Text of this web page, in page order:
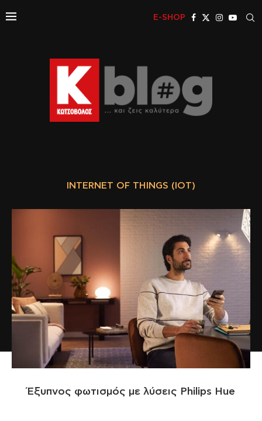
E-SHOP
INTERNET OF THINGS (IOT)
Έξυπνος φωτισμός με λύσεις Philips Hue